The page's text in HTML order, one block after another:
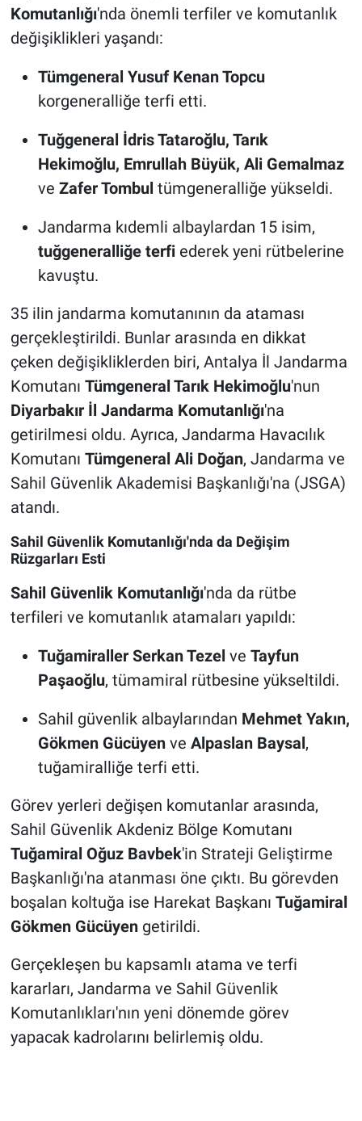
Komutanlığı'nda önemli terfiler ve komutanlık
değişiklikleri yaşandı:
Tümgeneral Yusuf Kenan Topcu
korgeneralliğe terfi etti.
Tuğgeneral İdris Tataroğlu, Tarık
Hekimoğlu, Emrullah Büyük, Ali Gemalmaz
ve Zafer Tombul tümgeneralliğe yükseldi.
Jandarma kıdemli albaylardan 15 isim,
tuğgeneralliğe terfiederek yeni rütbelerine
kavuştu.
35 ilin jandarma komutanının da ataması
gerçekleştirildi. Bunlar arasında en dikkat
çeken değişikliklerden biri, Antalya İl Jandarma
Komutanı Tümgeneral Tarık Hekimoğlu'nun
Diyarbakır İl Jandarma Komutanlığı'na
getirilmesi oldu. Ayrıca, Jandarma Havacılık
Komutanı Tümgeneral Ali Doğan, Jandarma ve
Sahil Güvenlik Akademisi Başkanlığı'na (JSGA)
atandı.
Sahil Güvenlik Komutanlığı'nda da Değişim
Rüzgarları Esti
Sahil Güvenlik Komutanlığı'nda da rütbe
terfileri ve komutanlık atamaları yapıldı:
Tuğamiraller Serkan Tezel ve Tayfun
Paşaoğlu, tümamiral rütbesine yükseltildi.
Sahil güvenlik albaylarından Mehmet Yakın,
Gökmen Gücüyenve Alpaslan Baysal,
tuğamiralliğe terfi etti.
Görev yerleri değişen komutanlar arasında,
Sahil Güvenlik Akdeniz Bölge Komutanı
Tuğamiral Oğuz Bavbek'in Strateji Geliştirme
Başkanlığı'na atanması öne çıktı. Bu görevden
boşalan koltuğa ise Harekat Başkanı Tuğamiral
Gökmen Gücüyengetirildi.
Gerçekleşen bu kapsamlı atama ve terfi
kararları, Jandarma ve Sahil Güvenlik
Komutanlıkları'nın yeni dönemde görev
yapacak kadrolarını belirlemiş oldu.